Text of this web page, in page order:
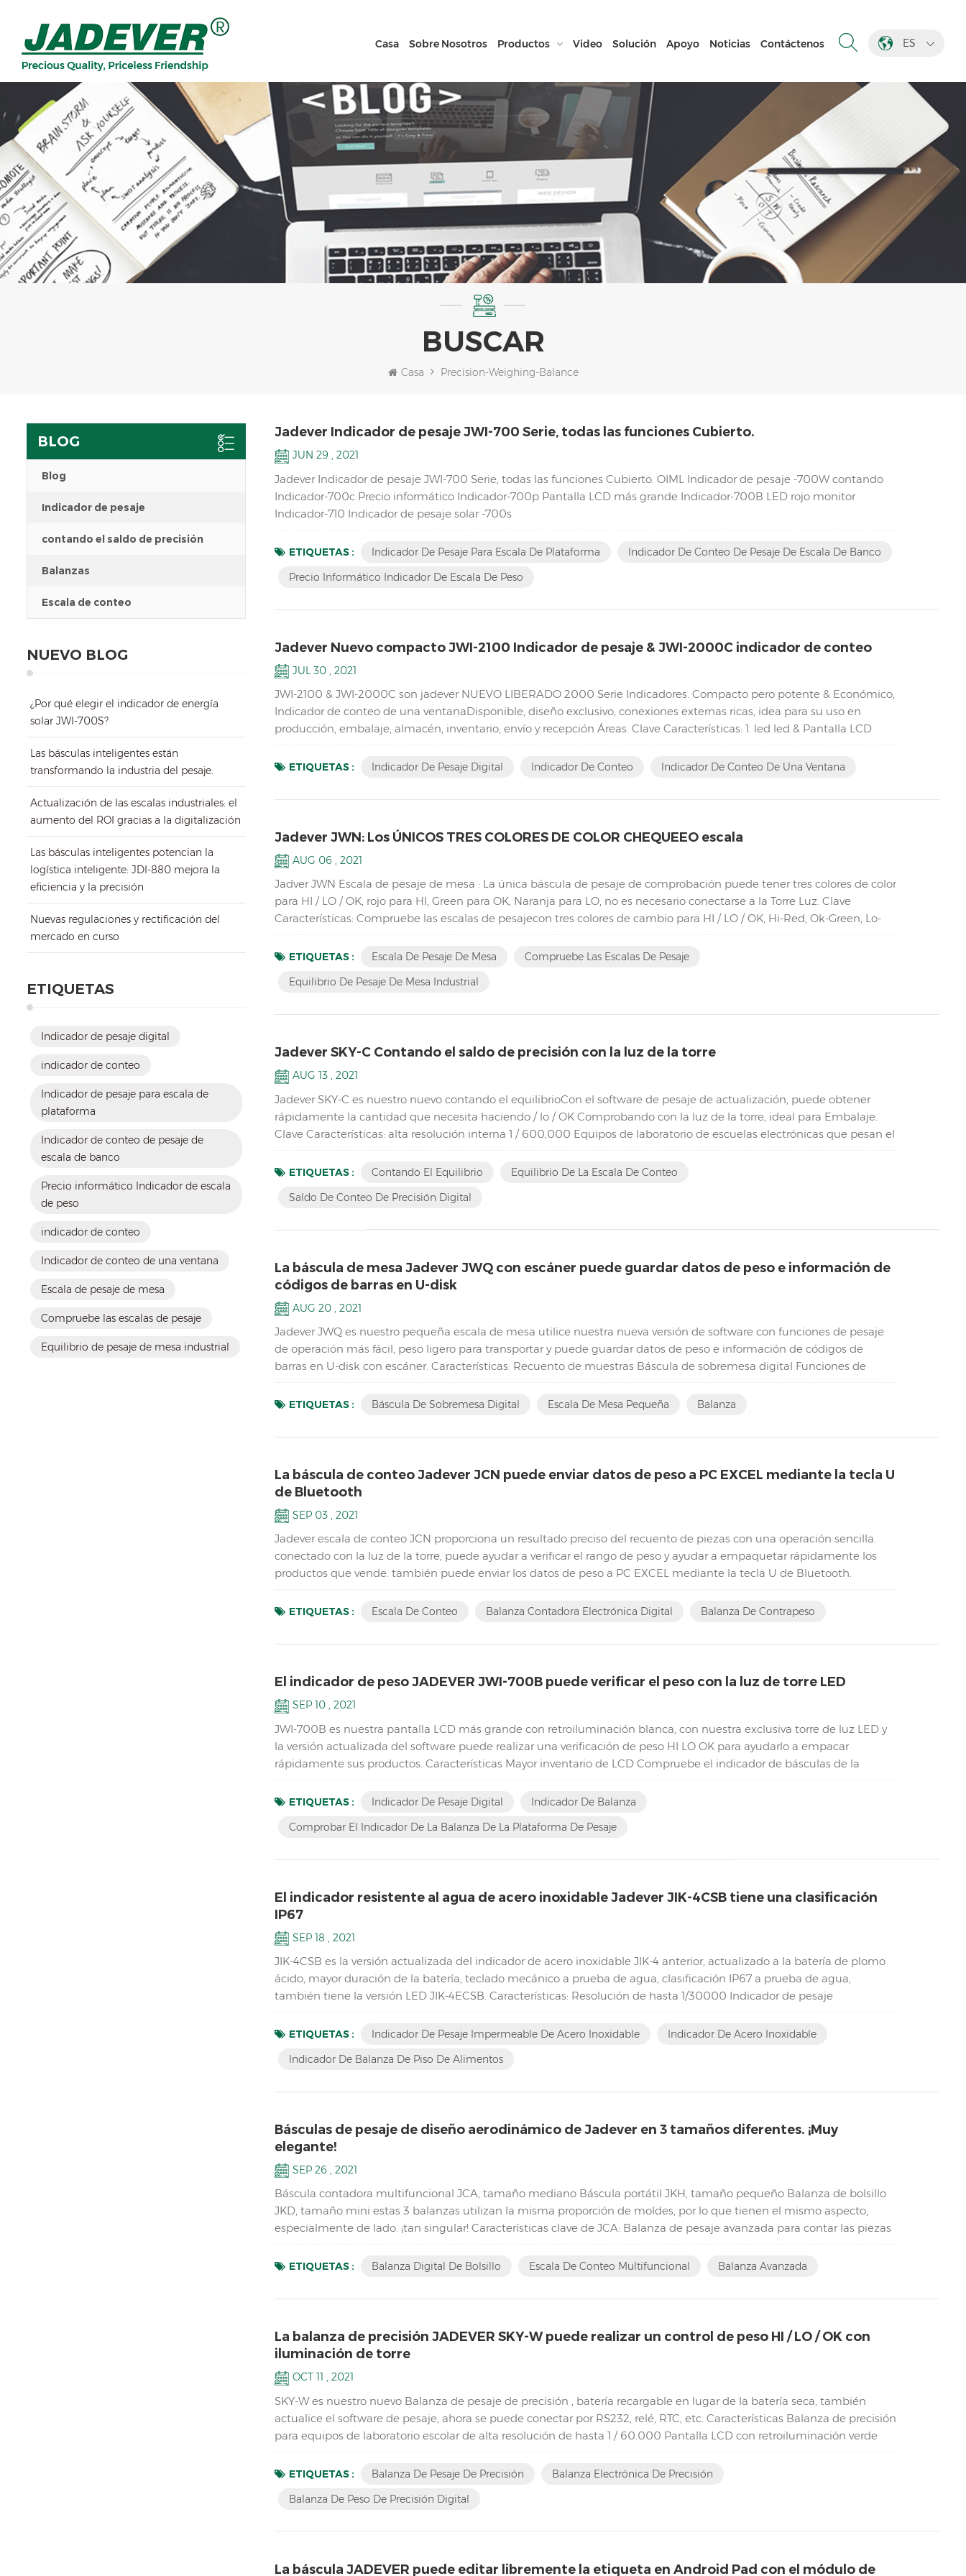
ES
Casa Sobre Nosotros Productos Video Solución Apoyo Noticias Contáctenos
BUSCAR
Casa Precision-Weighing-Balance
BLOG
Blog
Indicador de pesaje
contando el saldo de precisión
Balanzas
Escala de conteo
NUEVO BLOG
¿Por qué elegir el indicador de energía
solar JWI-700S?
Las básculas inteligentes están
transformando la industria del pesaje.
Actualización de las escalas industriales: el
aumento del ROI gracias a la digitalización
Las básculas inteligentes potencian la
logística inteligente: JDI-880 mejora la
eficiencia y la precisión
Nuevas regulaciones y rectificación del
mercado en curso
ETIQUETAS
Indicador de pesaje digital
indicador de conteo
Indicador de pesaje para escala de
plataforma
Indicador de conteo de pesaje de
escala de banco
Precio informático Indicador de escala
de peso
indicador de conteo
Indicador de conteo de una ventana
Escala de pesaje de mesa
Compruebe las escalas de pesaje
Equilibrio de pesaje de mesa industrial
Jadever Indicador de pesaje JWI-700 Serie, todas las funciones Cubierto.
JUN 29 , 2021
Jadever Indicador de pesaje JWI-700 Serie, todas las funciones Cubierto. OIML Indicador de pesaje -700W contando
Indicador-700c Precio informático Indicador-700p Pantalla LCD más grande Indicador-700B LED rojo monitor
Indicador-710 Indicador de pesaje solar -700s
ETIQUETAS : Indicador De Pesaje Para Escala De Plataforma
Indicador De Conteo De Pesaje De Escala De Banco
Precio Informático Indicador De Escala De Peso
Jadever Nuevo compacto JWI-2100 Indicador de pesaje & JWI-2000C indicador de conteo
JUL 30 , 2021
JWI-2100 & JWI-2000C son jadever NUEVO LIBERADO 2000 Serie Indicadores. Compacto pero potente & Económico,
Indicador de conteo de una ventanaDisponible, diseño exclusivo, conexiones externas ricas, idea para su uso en
producción, embalaje, almacén, inventario, envío y recepción Áreas. Clave Características: 1. led led & Pantalla LCD
ETIQUETAS : Indicador De Pesaje Digital Indicador De Conteo Indicador De Conteo De Una Ventana
Jadever JWN: Los ÚNICOS TRES COLORES DE COLOR CHEQUEEO escala
AUG 06 , 2021
Jadver JWN Escala de pesaje de mesa : La única báscula de pesaje de comprobación puede tener tres colores de color
para HI / LO / OK, rojo para HI, Green para OK, Naranja para LO, no es necesario conectarse a la Torre Luz. Clave
Características: Compruebe las escalas de pesajecon tres colores de cambio para HI / LO / OK, Hi-Red, Ok-Green, Lo-
ETIQUETAS : Escala De Pesaje De Mesa
Compruebe Las Escalas De Pesaje
Equilibrio De Pesaje De Mesa Industrial
Jadever SKY-C Contando el saldo de precisión con la luz de la torre
AUG 13 , 2021
Jadever SKY-C es nuestro nuevo contando el equilibrioCon el software de pesaje de actualización, puede obtener
rápidamente la cantidad que necesita haciendo / lo / OK Comprobando con la luz de la torre, ideal para Embalaje.
Clave Características: alta resolución interna 1 / 600,000 Equipos de laboratorio de escuelas electrónicas que pesan el
ETIQUETAS : Contando El Equilibrio
Equilibrio De La Escala De Conteo
Saldo De Conteo De Precisión Digital
La báscula de mesa Jadever JWQ con escáner puede guardar datos de peso e información de
códigos de barras en U-disk
AUG 20 , 2021
Jadever JWQ es nuestro pequeña escala de mesa utilice nuestra nueva versión de software con funciones de pesaje
de operación más fácil, peso ligero para transportar y puede guardar datos de peso e información de códigos de
barras en U-disk con escáner. Características: Recuento de muestras Báscula de sobremesa digital Funciones de
ETIQUETAS : Báscula De Sobremesa Digital Escala De Mesa Pequeña Balanza
La báscula de conteo Jadever JCN puede enviar datos de peso a PC EXCEL mediante la tecla U
de Bluetooth
SEP 03 , 2021
Jadever escala de conteo JCN proporciona un resultado preciso del recuento de piezas con una operación sencilla.
conectado con la luz de la torre, puede ayudar a verificar el rango de peso y ayudar a empaquetar rápidamente los
productos que vende. también puede enviar los datos de peso a PC EXCEL mediante la tecla U de Bluetooth.
ETIQUETAS : Escala De Conteo Balanza Contadora Electrónica Digital Balanza De Contrapeso
El indicador de peso JADEVER JWI-700B puede verificar el peso con la luz de torre LED
SEP 10 , 2021
JWI-700B es nuestra pantalla LCD más grande con retroiluminación blanca, con nuestra exclusiva torre de luz LED y
la versión actualizada del software puede realizar una verificación de peso HI LO OK para ayudarlo a empacar
rápidamente sus productos. Características Mayor inventario de LCD Compruebe el indicador de básculas de la
ETIQUETAS : Indicador De Pesaje Digital
Indicador De Balanza
Comprobar El Indicador De La Balanza De La Plataforma De Pesaje
El indicador resistente al agua de acero inoxidable Jadever JIK-4CSB tiene una clasificación
IP67
SEP 18 , 2021
JIK-4CSB es la versión actualizada del indicador de acero inoxidable JIK-4 anterior, actualizado a la batería de plomo
ácido, mayor duración de la batería, teclado mecánico a prueba de agua, clasificación IP67 a prueba de agua,
también tiene la versión LED JIK-4ECSB. Características: Resolución de hasta 1/30000 Indicador de pesaje
ETIQUETAS : Indicador De Pesaje Impermeable De Acero Inoxidable
Indicador De Acero Inoxidable
Indicador De Balanza De Piso De Alimentos
Básculas de pesaje de diseño aerodinámico de Jadever en 3 tamaños diferentes. ¡Muy
elegante!
SEP 26 , 2021
Báscula contadora multifuncional JCA, tamaño mediano Báscula portátil JKH, tamaño pequeño Balanza de bolsillo
JKD, tamaño mini estas 3 balanzas utilizan la misma proporción de moldes, por lo que tienen el mismo aspecto,
especialmente de lado. ¡tan singular! Características clave de JCA: Balanza de pesaje avanzada para contar las piezas
ETIQUETAS : Balanza Digital De Bolsillo Escala De Conteo Multifuncional Balanza Avanzada
La balanza de precisión JADEVER SKY-W puede realizar un control de peso HI / LO / OK con
iluminación de torre
OCT 11 , 2021
SKY-W es nuestro nuevo Balanza de pesaje de precisión , batería recargable en lugar de la batería seca, también
actualice el software de pesaje, ahora se puede conectar por RS232, relé, RTC, etc. Características Balanza de precisión
para equipos de laboratorio escolar de alta resolución de hasta 1 / 60.000 Pantalla LCD con retroiluminación verde
ETIQUETAS : Balanza De Pesaje De Precisión
Balanza Electrónica De Precisión
Balanza De Peso De Precisión Digital
La báscula JADEVER puede editar libremente la etiqueta en Android Pad con el módulo de